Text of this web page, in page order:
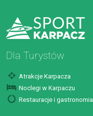
Dla Turystów
Atrakcje Karpacza
Noclegi w Karpaczu
Restauracje i gastronomia